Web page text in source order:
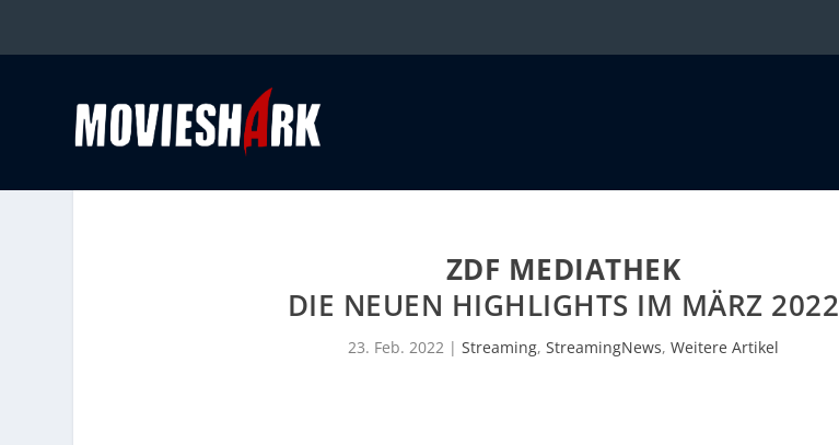
ZDF MEDIATHEK
DIE NEUEN HIGHLIGHTS IM MÄRZ 2022
23. Feb. 2022| Streaming, StreamingNews, Weitere Artikel